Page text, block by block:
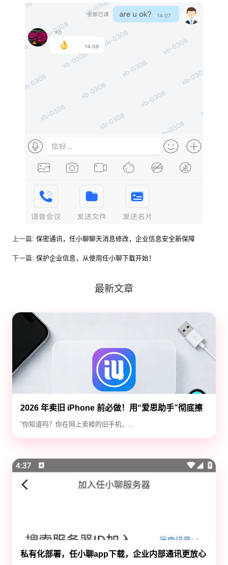
上一篇: 保密通讯，任小聊聊天消息修改，企业信息安全新保障
下一篇: 保护企业信息，从使用任小聊下载开始！
最新文章
2026 年卖旧 iPhone 前必做！用“爱思助手”彻底擦
除隐私，防止数据泄露
“你知道吗？你在网上卖掉的旧手机，...
私有化部署，任小聊app下载，企业内部通讯更放心